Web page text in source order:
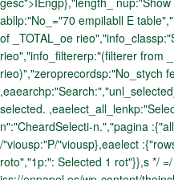
abllp:"No_="70 empilabll E
of _TOTAL_oe
rieo","info_filtererp:"(filterer from
rieo)","zeroprecordsp:"No_stych
selected.
n":"CheardSelecti-n.","pagina
/"viousp:"P/"viousp},eaelect
roto","1p:": Selected 1 rot"}},s */